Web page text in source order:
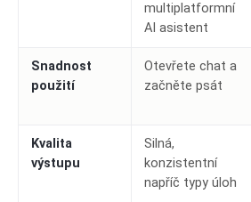
multiplatformní
AI asistent
Snadnost
použití
Otevřete chat a
začněte psát
Kvalita
výstupu
Silná,
konzistentní
napříč typy úloh